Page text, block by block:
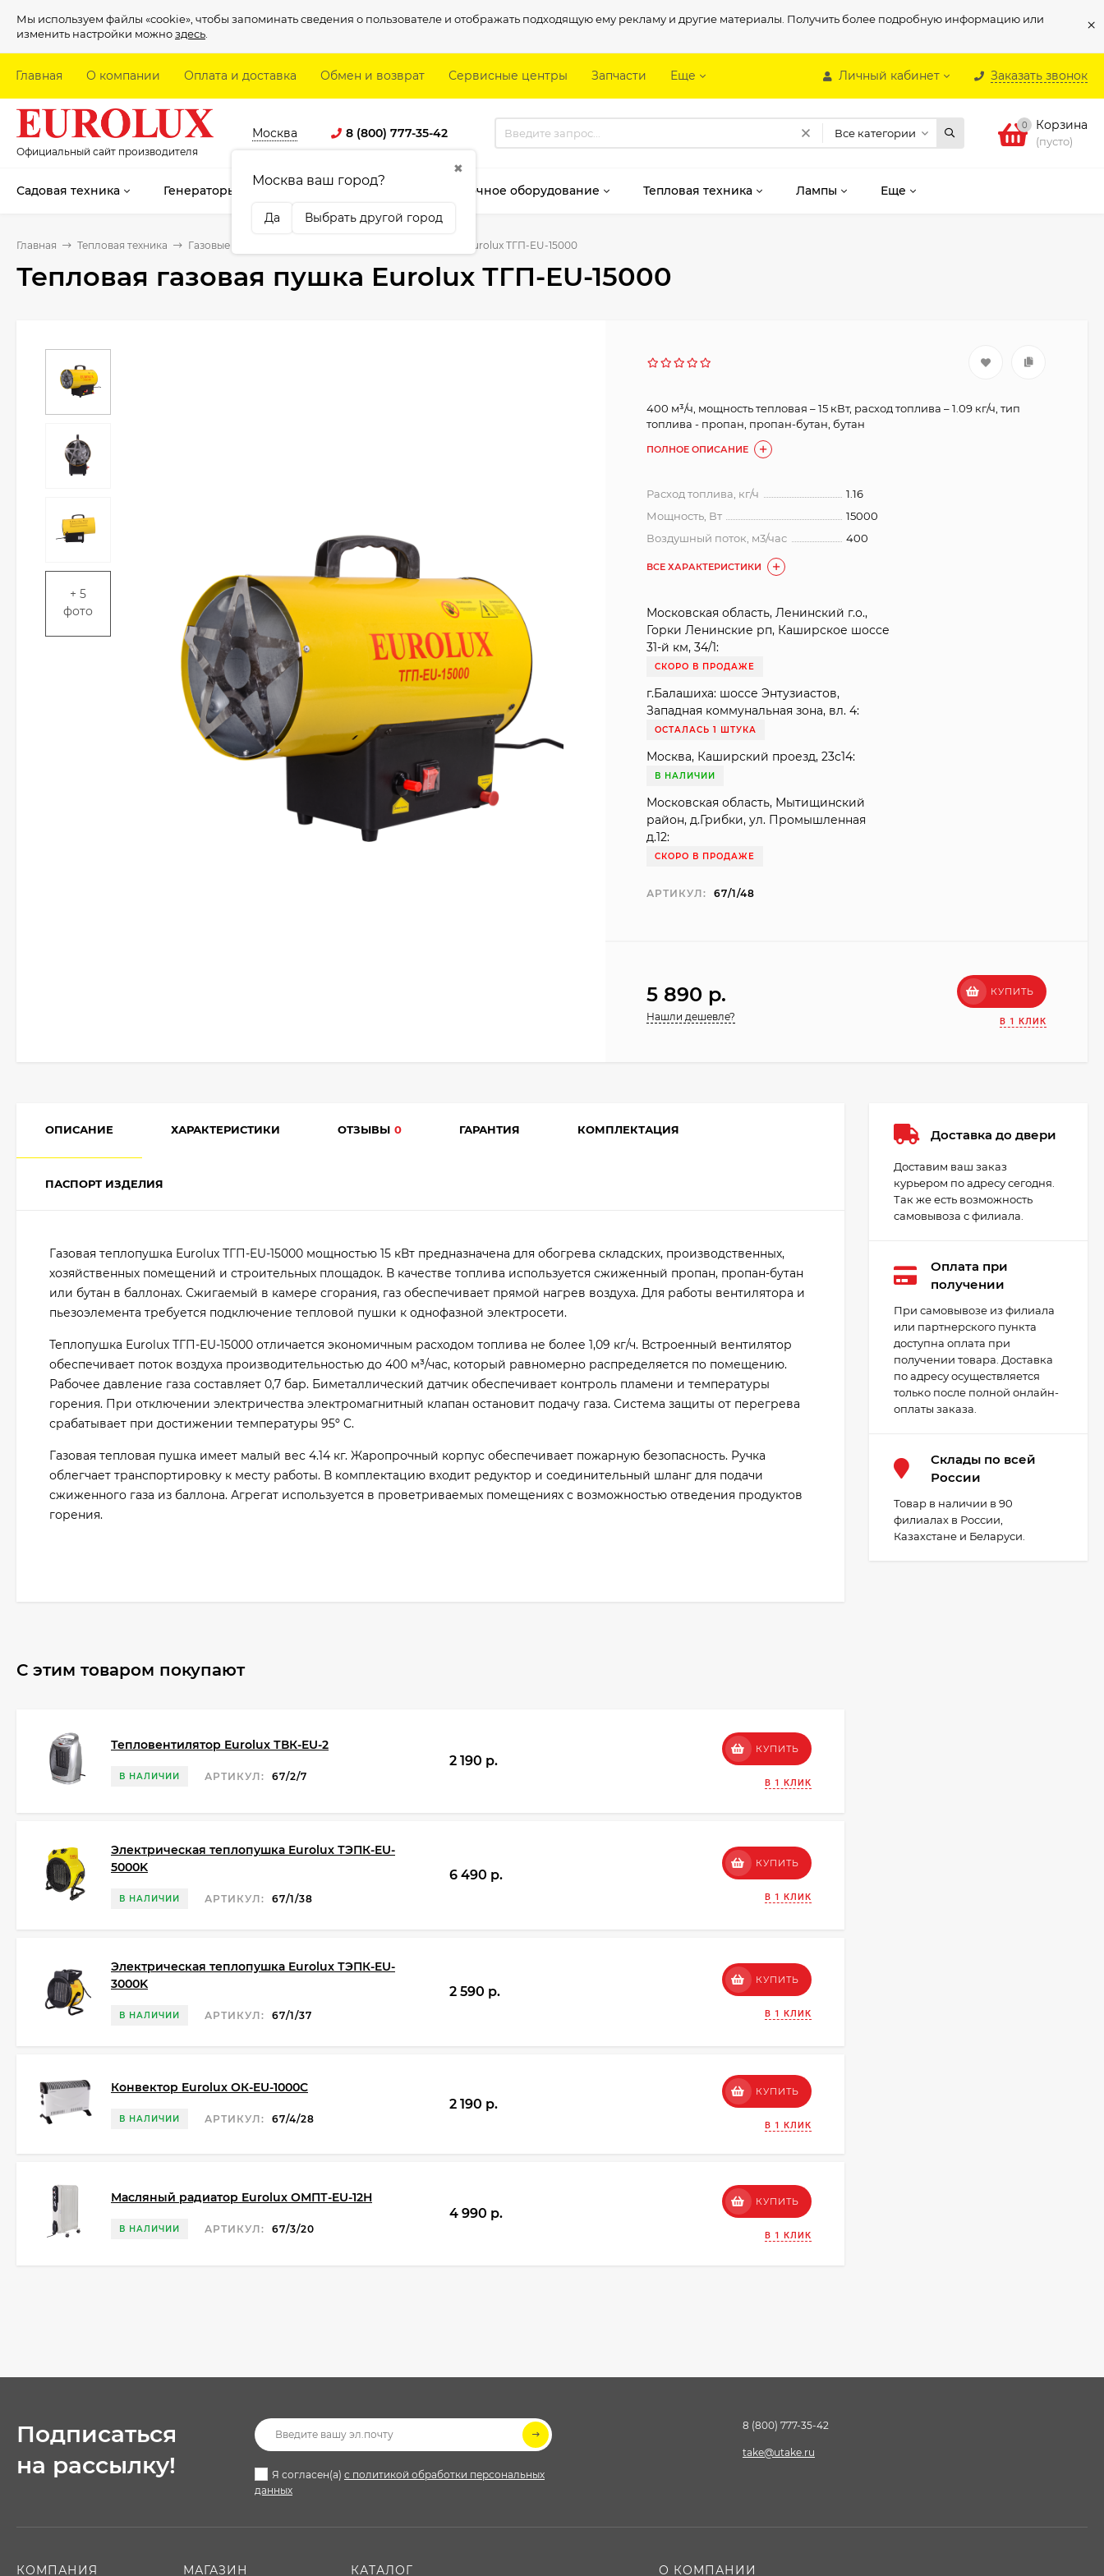
Мы используем файлы «cookie», чтобы запоминать сведения о пользователе и отображать подходящую ему рекламу и другие материалы. Получить более подробную информацию или
изменить настройки можноздесь ×
Личный кабинет Заказать звонок
Главная О компании Оплата и доставка Обмен и возврат Сервисные центры Запчасти Еще
Официальный сайт производителя
Москва
✖
Москва ваш город?
Да Выбрать другой город
8 (800) 777-35-42 Все категории
0 Корзина
(пусто)
Садовая техника Генераторы Электроинструмент Сварочное оборудование Тепловая техника Лампы Еще
Главная Тепловая техника Газовые тепловые пушки Тепловая газовая пушка Eurolux ТГП-EU-15000
Тепловая газовая пушка Eurolux ТГП-EU-15000
+ 5
фото
400 м³/ч, мощность тепловая – 15 кВт, расход топлива – 1.09 кг/ч, тип
топлива - пропан, пропан-бутан, бутан
ПОЛНОЕ ОПИСАНИЕ
Расход топлива, кг/ч
1.16
Мощность, Вт
15000
Воздушный поток, м3/час
400
ВСЕ ХАРАКТЕРИСТИКИ
Московская область, Ленинский г.о.,
Горки Ленинские рп, Каширское шоссе
31-й км, 34/1:
СКОРО В ПРОДАЖЕ
г.Балашиха: шоссе Энтузиастов,
Западная коммунальная зона, вл. 4:
ОСТАЛАСЬ 1 ШТУКА
Москва, Каширский проезд, 23с14:
В НАЛИЧИИ
Московская область, Мытищинский
район, д.Грибки, ул. Промышленная
д.12:
СКОРО В ПРОДАЖЕ
АРТИКУЛ: 67/1/48
5 890 p.
Нашли дешевле?
КУПИТЬ
В 1 КЛИК
ОПИСАНИЕ ХАРАКТЕРИСТИКИ ОТЗЫВЫ 0 ГАРАНТИЯ КОМПЛЕКТАЦИЯ
ПАСПОРТ ИЗДЕЛИЯ
Газовая теплопушка Eurolux ТГП-EU-15000 мощностью 15 кВт предназначена для обогрева складских, производственных,
хозяйственных помещений и строительных площадок. В качестве топлива используется сжиженный пропан, пропан-бутан
или бутан в баллонах. Сжигаемый в камере сгорания, газ обеспечивает прямой нагрев воздуха. Для работы вентилятора и
пьезоэлемента требуется подключение тепловой пушки к однофазной электросети.
Теплопушка Eurolux ТГП-EU-15000 отличается экономичным расходом топлива не более 1,09 кг/ч. Встроенный вентилятор
обеспечивает поток воздуха производительностью до 400 м³/час, который равномерно распределяется по помещению.
Рабочее давление газа составляет 0,7 бар. Биметаллический датчик обеспечивает контроль пламени и температуры
горения. При отключении электричества электромагнитный клапан остановит подачу газа. Система защиты от перегрева
срабатывает при достижении температуры 95º C.
Газовая тепловая пушка имеет малый вес 4.14 кг. Жаропрочный корпус обеспечивает пожарную безопасность. Ручка
облегчает транспортировку к месту работы. В комплектацию входит редуктор и соединительный шланг для подачи
сжиженного газа из баллона. Агрегат используется в проветриваемых помещениях с возможностью отведения продуктов
горения.
С этим товаром покупают
Тепловентилятор Eurolux ТВК-EU-2
В НАЛИЧИИ АРТИКУЛ: 67/2/7
2 190 p.
КУПИТЬ
В 1 КЛИК
Электрическая теплопушка Eurolux ТЭПК-EU-
5000K
В НАЛИЧИИ АРТИКУЛ: 67/1/38
6 490 p.
КУПИТЬ
В 1 КЛИК
Электрическая теплопушка Eurolux ТЭПК-EU-
3000K
В НАЛИЧИИ АРТИКУЛ: 67/1/37
2 590 p.
КУПИТЬ
В 1 КЛИК
Конвектор Eurolux ОК-EU-1000C
В НАЛИЧИИ АРТИКУЛ: 67/4/28
2 190 p.
КУПИТЬ
В 1 КЛИК
Масляный радиатор Eurolux ОМПТ-EU-12Н
В НАЛИЧИИ АРТИКУЛ: 67/3/20
4 990 p.
КУПИТЬ
В 1 КЛИК
Доставка до двери
Доставим ваш заказ
курьером по адресу сегодня.
Так же есть возможность
самовывоза с филиала.
Оплата при
получении
При самовывозе из филиала
или партнерского пункта
доступна оплата при
получении товара. Доставка
по адресу осуществляется
только после полной онлайн-
оплаты заказа.
Cклады по всей
России
Товар в наличии в 90
филиалах в России,
Казахстане и Беларуси.
Подписаться
на рассылкy!
Я согласен(a) с политикой обработки персональных
данных
8 (800) 777-35-42
take@utake.ru
КОМПАНИЯ МАГАЗИН КАТАЛОГ О КОМПАНИИ